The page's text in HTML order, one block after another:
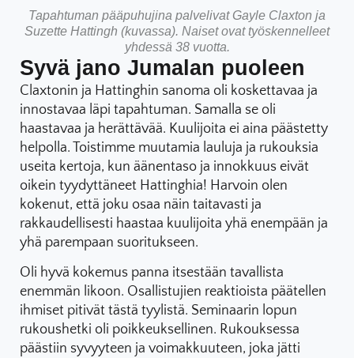
Tapahtuman pääpuhujina palvelivat Gayle Claxton ja
Suzette Hattingh (kuvassa). Naiset ovat työskennelleet
yhdessä 38 vuotta.
Syvä jano Jumalan puoleen
Claxtonin ja Hattinghin sanoma oli koskettavaa ja
innostavaa läpi tapahtuman. Samalla se oli
haastavaa ja herättävää. Kuulijoita ei aina päästetty
helpolla. Toistimme muutamia lauluja ja rukouksia
useita kertoja, kun äänentaso ja innokkuus eivät
oikein tyydyttäneet Hattinghia! Harvoin olen
kokenut, että joku osaa näin taitavasti ja
rakkaudellisesti haastaa kuulijoita yhä enempään ja
yhä parempaan suoritukseen.
Oli hyvä kokemus panna itsestään tavallista
enemmän likoon. Osallistujien reaktioista päätellen
ihmiset pitivät tästä tyylistä. Seminaarin lopun
rukoushetki oli poikkeuksellinen. Rukouksessa
päästiin syvyyteen ja voimakkuuteen, joka jätti